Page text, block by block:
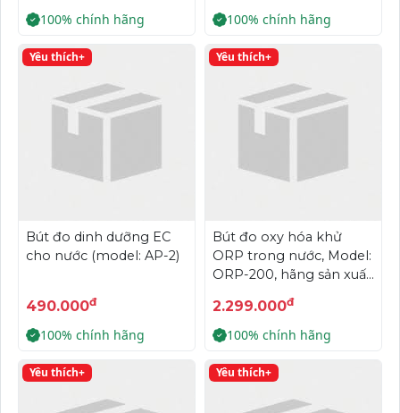
100% chính hãng 100% chính hãng
Yêu thích+
Bút đo dinh dưỡng EC
cho nước (model: AP-2)
490.000đ
100% chính hãng
Yêu thích+
Bút đo oxy hóa khử
ORP trong nước, Model:
ORP-200, hãng sản xuất:
2.299.000đ
100% chính hãng
Yêu thích+ Yêu thích+